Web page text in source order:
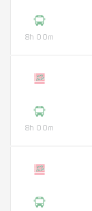
8h 00m
8h 00m